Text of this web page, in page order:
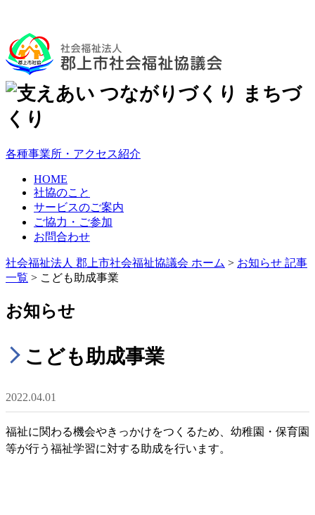
各種事業所・アクセス紹介
HOME
社協のこと
サービスのご案内
ご協力・ご参加
お問合わせ
社会福祉法人 郡上市社会福祉協議会 ホーム > お知らせ 記事
一覧 > こども助成事業
お知らせ
こども助成事業
2022.04.01
福祉に関わる機会やきっかけをつくるため、幼稚園・保育園
等が行う福祉学習に対する助成を行います。